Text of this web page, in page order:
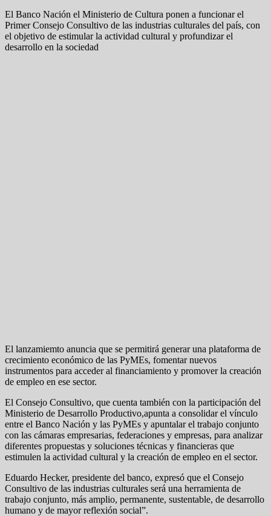
El Banco Nación el Ministerio de Cultura ponen a funcionar el
Primer Consejo Consultivo de las industrias culturales del país, con
el objetivo de estimular la actividad cultural y profundizar el
desarrollo en la sociedad
El lanzamiemto anuncia que se permitirá generar una plataforma de
crecimiento económico de las PyMEs, fomentar nuevos
instrumentos para acceder al financiamiento y promover la creación
de empleo en ese sector.
El Consejo Consultivo, que cuenta también con la participación del
Ministerio de Desarrollo Productivo,apunta a consolidar el vínculo
entre el Banco Nación y las PyMEs y apuntalar el trabajo conjunto
con las cámaras empresarias, federaciones y empresas, para analizar
diferentes propuestas y soluciones técnicas y financieras que
estimulen la actividad cultural y la creación de empleo en el sector.
Eduardo Hecker, presidente del banco, expresó que el Consejo
Consultivo de las industrias culturales será una herramienta de
trabajo conjunto, más amplio, permanente, sustentable, de desarrollo
humano y de mayor reflexión social”.